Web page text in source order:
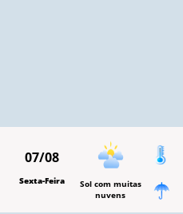
07/08
Sexta-Feira
Sol com muitas
nuvens